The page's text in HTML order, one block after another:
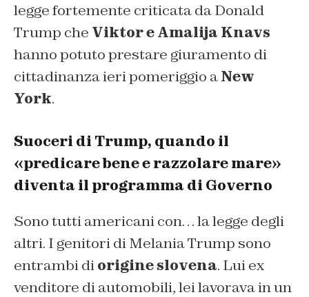
legge fortemente criticata da Donald
Trump che Viktor e Amalija Knavs
hanno potuto prestare giuramento di
cittadinanza ieri pomeriggio aNew
York.
Suoceri di Trump, quando il
«predicare bene e razzolare mare»
diventa il programma di Governo
Sono tutti americani con… la legge degli
altri. I genitori di Melania Trump sono
entrambi diorigine slovena. Lui ex
venditore di automobili, lei lavorava in un